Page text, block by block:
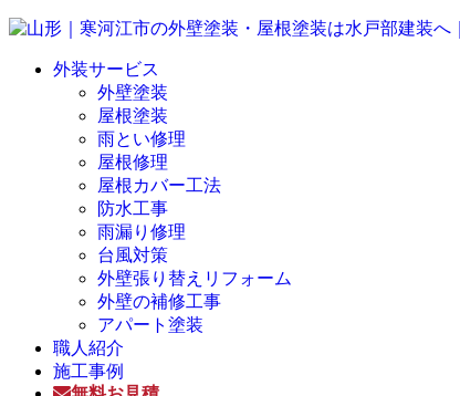
外装サービス
外壁塗装
屋根塗装
雨とい修理
屋根修理
屋根カバー工法
防水工事
雨漏り修理
台風対策
外壁張り替えリフォーム
外壁の補修工事
アパート塗装
職人紹介
施工事例